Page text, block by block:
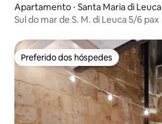
Apartamento ⋅ Santa Maria di Leuca
Sul do mar de S. M. di Leuca 5/6 pax
Preferido dos hóspedes
Preferido dos hóspedes